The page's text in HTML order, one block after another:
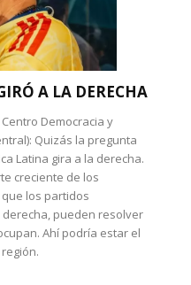
A LA DERECHA
Democracia y
Quizás la pregunta
Latina gira a la derecha.
creciente de los
los partidos
pueden resolver
Ahí podría estar el